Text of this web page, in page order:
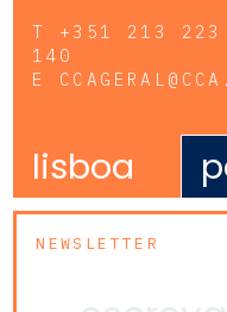
T +351 213
140
E
lisboa
NEWSLETTER